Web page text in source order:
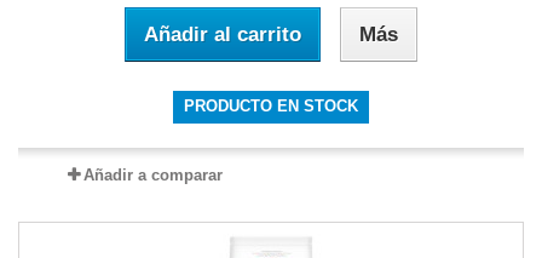
Añadir al carrito Más
PRODUCTO EN STOCK
Añadir a comparar